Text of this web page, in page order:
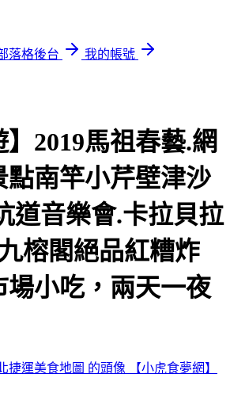
落格後台
我的帳號
】2019馬祖春藝.網
點南竿小芹壁津沙
道音樂會.卡拉貝拉
榕閣絕品紅糟炸
場小吃，兩天一夜
【小虎食夢網】